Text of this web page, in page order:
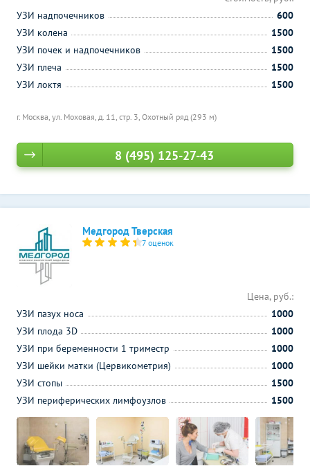
г. Москва, ул. Моховая, д. 11, стр. 3, Охотный ряд (293 м)
УЗИ надпочечников
600
УЗИ колена
1500
УЗИ почек и надпочечников
1500
УЗИ плеча
1500
УЗИ локтя
1500
8 (495) 125-27-43
Медгород Тверская
7 оценок
Цена, руб.:
УЗИ пазух носа
1000
УЗИ плода 3D
1000
УЗИ при беременности 1 триместр
1000
УЗИ шейки матки (Цервикометрия)
1000
УЗИ стопы
1500
УЗИ периферических лимфоузлов
1500